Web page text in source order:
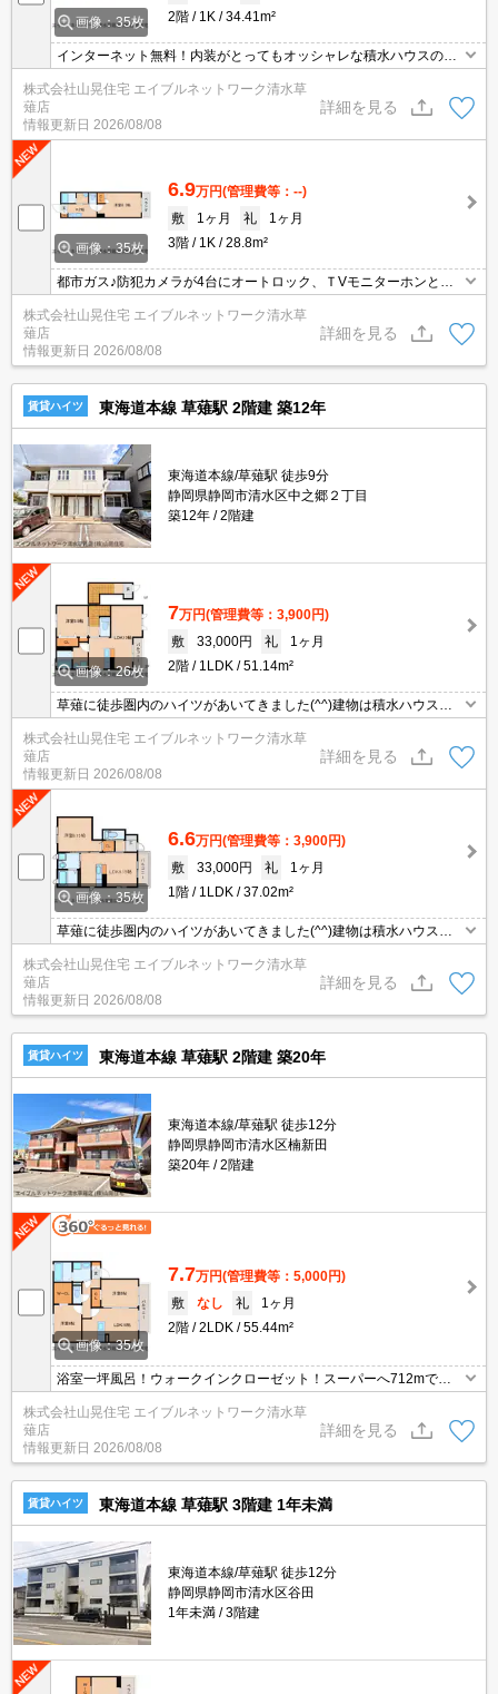
画像：35枚
2階
1K 34.41m²
インターネット無料！内装がとってもオッシャレな積水ハウスのマ
ンション♪重量鉄骨造の耐震等級３、オートロック、防犯カメラでセ
キュリティもばっちり。不在でも荷物を受け取れる宅配ＢＯＸも完
備！インテリアも一面タイル貼りでデザイン性と空気環境◎、人造
大理石のキッチンシンク、充実した収納、室内物干し等、魅力満載
です。
株式会社山晃住宅 エイブルネットワーク清水草
薙店
情報更新日 2026/08/08
詳細を見る
画像：35枚
6.9万円(管理費等：--)
敷
1ヶ月 礼
1ヶ月
3階
1K 28.8m²
都市ガス♪防犯カメラが4台にオートロック、ＴVモニターホンと防
犯バッチリ！女性の一人暮らしもココなら安心してスタートできま
す♪こちらは3階のお部屋ですよ♪ラグジュアリーな室内は他には無
いおしゃれ感があります。インターネット無料、追い焚き、浴室乾
燥機付きです。耐震性にすぐれた建物です。日当たりも良く気持ち
いいお部屋です！
株式会社山晃住宅 エイブルネットワーク清水草
薙店
情報更新日 2026/08/08
詳細を見る
賃貸ハイツ 東海道本線 草薙駅 2階建 築12年
東海道本線/草薙駅 徒歩9分
静岡県静岡市清水区中之郷２丁目
築12年
2階建
画像：26枚
7万円(管理費等：3,900円)
敷
33,000円 礼
1ヶ月
2階
1LDK 51.14m²
草薙に徒歩圏内のハイツがあいてきました(^^)建物は積水ハウスの
施工で、室内とーてもおしゃれでぴっかぴかにリフォームされてま
す♪しかも物置もあるので荷物の多い方も安心ですよね。玄関は鍵を
もたなくていいデジタルロックなので、とっても楽チンです♪南西向
きで日当たりもよく、駅も近いおススメの1LDKですよ(^^)
株式会社山晃住宅 エイブルネットワーク清水草
薙店
情報更新日 2026/08/08
詳細を見る
画像：35枚
6.6万円(管理費等：3,900円)
敷
33,000円 礼
1ヶ月
1階
1LDK 37.02m²
草薙に徒歩圏内のハイツがあいてきました(^^)建物は積水ハウスの
施工で、室内とーてもおしゃれでぴっかぴかにリフォームされてま
す♪しかも物置もあるので荷物の多い方も安心ですよね。玄関は鍵を
もたなくていいデジタルロックなので、とっても楽チンです♪南西向
きで日当たりもよく、駅も近いおススメの1LDKですよ(^^)
株式会社山晃住宅 エイブルネットワーク清水草
薙店
情報更新日 2026/08/08
詳細を見る
賃貸ハイツ 東海道本線 草薙駅 2階建 築20年
東海道本線/草薙駅 徒歩12分
静岡県静岡市清水区楠新田
築20年
2階建
画像：35枚
7.7万円(管理費等：5,000円)
敷
なし 礼
1ヶ月
2階
2LDK 55.44m²
浴室一坪風呂！ウォークインクローゼット！スーパーへ712mで自
と通りますよ(^^)洋室がそれぞれ分かれているので家族のプライベ
ートも守れます！駐車場2台目ぜひお問合せください(^O^)／お隣の
お部屋と接しているのはお風呂と洗面のみです！とってもオススメ
です
株式会社山晃住宅 エイブルネットワーク清水草
薙店
情報更新日 2026/08/08
詳細を見る
賃貸ハイツ 東海道本線 草薙駅 3階建 1年未満
東海道本線/草薙駅 徒歩12分
静岡県静岡市清水区谷田
1年未満
3階建